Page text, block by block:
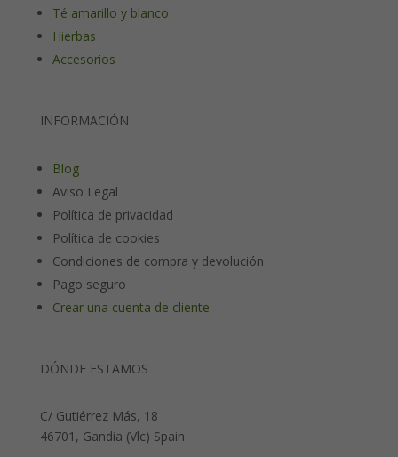
Té amarillo y blanco
Hierbas
Accesorios
INFORMACIÓN
Blog
Aviso Legal
Política de privacidad
Política de cookies
Condiciones de compra y devolución
Pago seguro
Crear una cuenta de cliente
DÓNDE ESTAMOS
C/ Gutiérrez Más, 18
46701, Gandia (Vlc) Spain